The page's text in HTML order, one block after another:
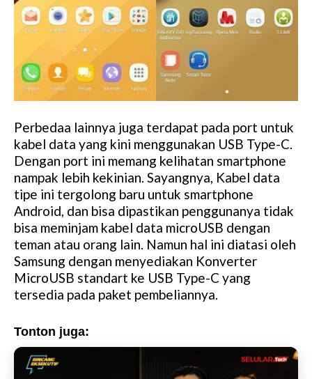
Perbedaa lainnya juga terdapat pada port untuk
kabel data yang kini menggunakan USB Type-C.
Dengan port ini memang kelihatan smartphone
nampak lebih kekinian. Sayangnya, Kabel data
tipe ini tergolong baru untuk smartphone
Android, dan bisa dipastikan penggunanya tidak
bisa meminjam kabel data microUSB dengan
teman atau orang lain. Namun hal ini diatasi oleh
Samsung dengan menyediakan Konverter
MicroUSB standart ke USB Type-C yang
tersedia pada paket pembeliannya.
Tonton juga: